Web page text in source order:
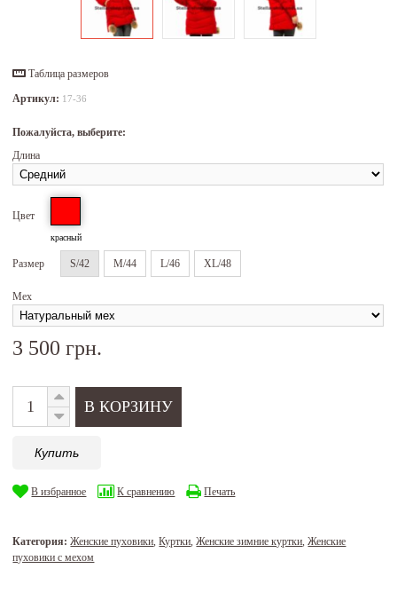
Таблица размеров
Артикул: 17-36
Пожалуйста, выберите:
Длина
Цвет
красный
Размер S/42 M/44 L/46 XL/48
Мех
3 500 грн.
Купить
В избранное К сравнению Печать
Категория:Женские пуховики,Куртки,Женские зимние куртки,Женские
пуховики с мехом